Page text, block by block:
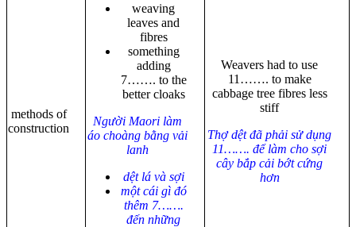
methods of
construction
weaving
leaves and
fibres
something
adding
7……. to the
better cloaks
Người Maori làm
áo choàng bằng vải
lanh
dệt lá và sợi
một cái gì đó
thêm 7…….
đến những
Weavers had to use
11……. to make
cabbage tree fibres less
stiff
Thợ dệt đã phải sử dụng
11……. để làm cho sợi
cây bắp cải bớt cứng
hơn